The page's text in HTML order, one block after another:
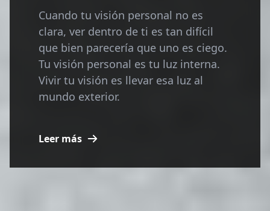
Cuando tu visión personal no es
clara, ver dentro de ti es tan difícil
que bien parecería que uno es ciego.
Tu visión personal es tu luz interna.
Vivir tu visión es llevar esa luz al
mundo exterior.
Leer más